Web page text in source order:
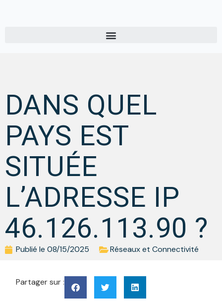
DANS QUEL
PAYS EST
SITUÉE
L’ADRESSE IP
46.126.113.90​ ?
Publié le 08/15/2025 Réseaux et Connectivité
Partager sur :